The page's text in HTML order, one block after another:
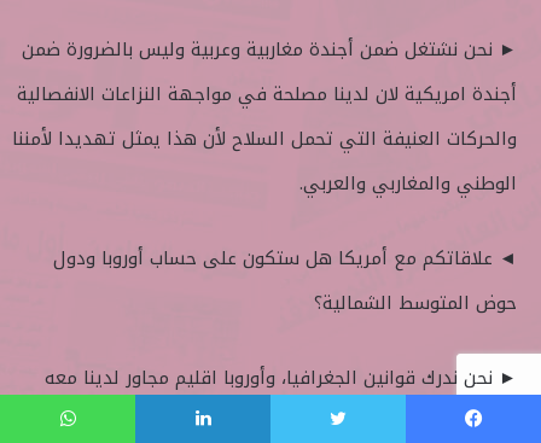
► نحن نشتغل ضمن أجندة مغاربية وعربية وليس بالضرورة ضمن
أجندة امريكية لان لدينا مصلحة في مواجهة النزاعات الانفصالية
والحركات العنيفة التي تحمل السلاح لأن هذا يمثل تهديدا لأمننا
الوطني والمغاربي والعربي.
◄ علاقاتكم مع أمريكا هل ستكون على حساب أوروبا ودول
حوض المتوسط الشمالية؟
► نحن ندرك قوانين الجغرافيا، وأوروبا اقليم مجاور لدينا معه